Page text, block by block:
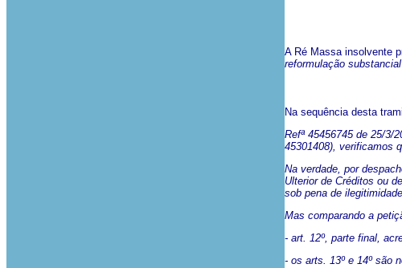
A Ré Massa insolvente
reformulação
Na sequência desta
Refª 45456745 de 25/3/
45301408), verificamos
Na verdade, por
Ulterior de Créditos ou
sob pena de
Mas comparando a
- art. 12º, parte final,
- os arts. 13º e 14º são